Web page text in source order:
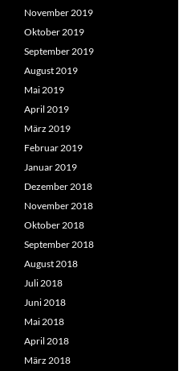
November 2019
Oktober 2019
September 2019
August 2019
Mai 2019
April 2019
März 2019
Februar 2019
Januar 2019
Dezember 2018
November 2018
Oktober 2018
September 2018
August 2018
Juli 2018
Juni 2018
Mai 2018
April 2018
März 2018